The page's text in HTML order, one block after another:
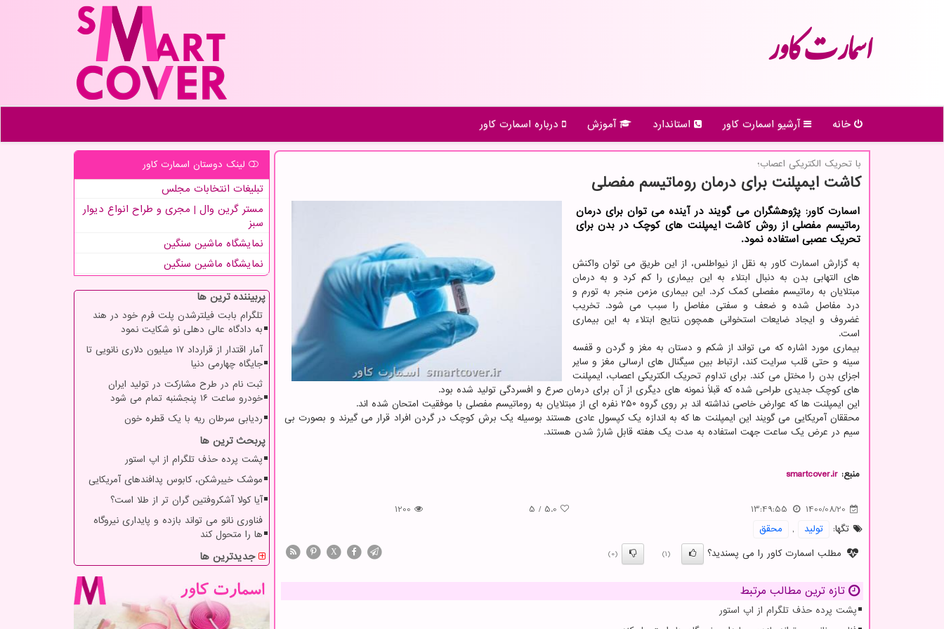
اسمارت كاور
خانه آرشیو اسمارت كاور استاندارد آموزش درباره اسمارت كاور
با تحریك الكتریكی اعصاب؛
کاشت ایمپلنت برای درمان روماتیسم مفصلی
اسمارت کاور: پژوهشگران می گویند در آینده می توان برای درمان
رماتیسم مفصلی از روش کاشت ایمپلنت های کوچک در بدن برای
تحریک عصبی استفاده نمود.
به گزارش اسمارت کاور به نقل از نیواطلس، از این طریق می توان واکنش
های التهابی بدن به دنبال ابتلاء به این بیماری را کم کرد و به درمان
مبتلایان به رماتیسم مفصلی کمک کرد. این بیماری مزمن منجر به تورم و
درد مفاصل شده و ضعف و سفتی مفاصل را سبب می شود. تخریب
غضروف و ایجاد ضایعات استخوانی همچون نتایج ابتلاء به این بیماری
است.
بیماری مورد اشاره که می تواند از شکم و دستان به مغز و گردن و قفسه
سینه و حتی قلب سرایت کند، ارتباط بین سیگنال های ارسالی مغز و سایر
اجزای بدن را مختل می کند. برای تداوم تحریک الکتریکی اعصاب، ایمپلنت
های کوچک جدیدی طراحی شده که قبلاً نمونه های دیگری از آن برای درمان صرع و افسردگی تولید شده بود.
این ایمپلنت ها که عوارض خاصی نداشته اند بر روی گروه ۲۵۰ نفره ای از مبتلایان به روماتیسم مفصلی با موفقیت امتحان شده اند.
محققان آمریکایی می گویند این ایمپلنت ها که به اندازه یک کپسول عادی هستند بوسیله یک برش کوچک در گردن افراد قرار می گیرند و بصورت بی
سیم در عرض یک ساعت جهت استفاده به مدت یک هفته قابل شارژ شدن هستند.
منبع: smartcover.ir
1400/08/20
13:49:55
5.0
/
5
1200
تگها:
تولید ,
محقق
مطلب اسمارت کاور را می پسندید؟
(1)
(0)
X
تازه ترین مطالب مرتبط
پشت پرده حذف تلگرام از اپ استور
لینک دوستان اسمارت كاور
تبلیغات انتخابات مجلس
مستر گرین وال | مجری و طراح انواع دیوار
سبز
نمایشگاه ماشین سنگین
نمایشگاه ماشین سنگین
پربیننده ترین ها
تلگرام بابت فیلترشدن پلت فرم خود در هند
به دادگاه عالی دهلی نو شکایت نمود
آمار اقتدار از قرارداد ۱۷ میلیون دلاری نانویی تا
جایگاه چهارمی دنیا
ثبت نام در طرح مشارکت در تولید ایران
خودرو ساعت ۱۶ پنجشنبه تمام می شود
ردیابی سرطان ریه با یک قطره خون
پربحث ترین ها
پشت پرده حذف تلگرام از اپ استور
موشک خیبرشکن، کابوس پدافندهای آمریکایی
آیا کولا آشکروفتین گران تر از طلا است؟
فناوری نانو می تواند بازده و پایداری نیروگاه
ها را متحول کند
جدیدترین ها